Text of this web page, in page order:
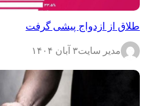
طلاق از ازدواج پیشی گرفت
مدیر سایت۳ آبان ۱۴۰۴